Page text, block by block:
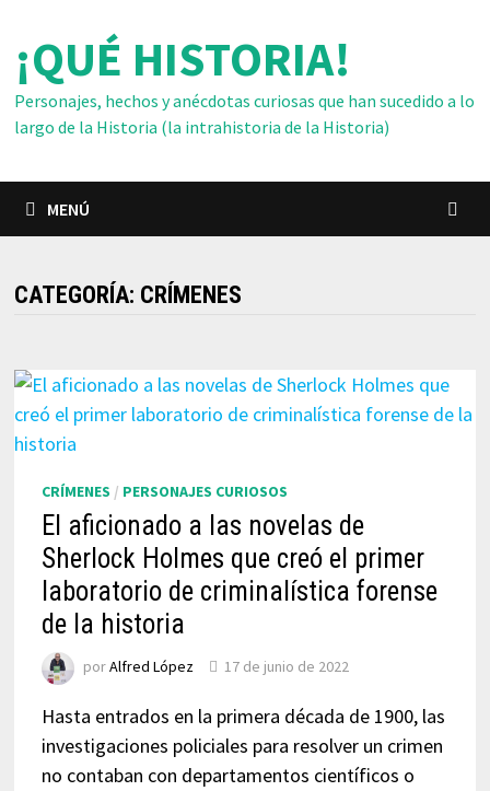
contenido
¡QUÉ HISTORIA!
Personajes, hechos y anécdotas curiosas que han sucedido a lo
largo de la Historia (la intrahistoria de la Historia)
MENÚ
CATEGORÍA: CRÍMENES
CRÍMENES / PERSONAJES CURIOSOS
El aficionado a las novelas de
Sherlock Holmes que creó el primer
laboratorio de criminalística forense
de la historia
porAlfred López 17 de junio de 2022
Hasta entrados en la primera década de 1900, las
investigaciones policiales para resolver un crimen
no contaban con departamentos científicos o